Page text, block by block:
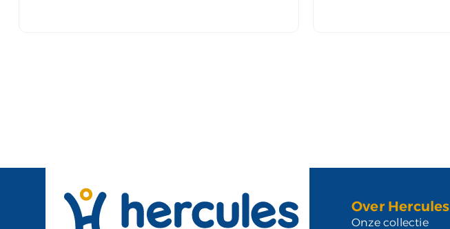
Over Hercules
Onze collectie